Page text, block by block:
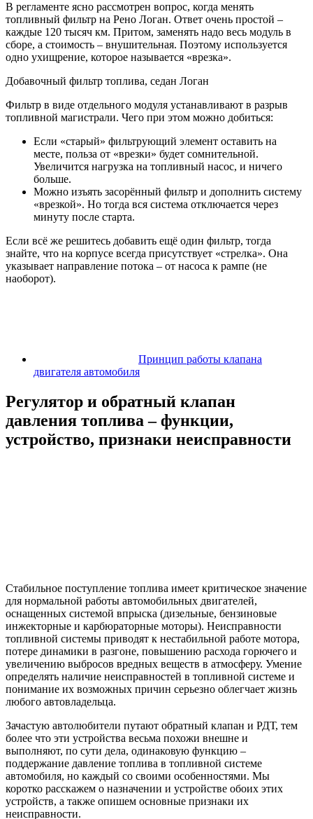
В регламенте ясно рассмотрен вопрос, когда менять
топливный фильтр на Рено Логан. Ответ очень простой –
каждые 120 тысяч км. Притом, заменять надо весь модуль в
сборе, а стоимость – внушительная. Поэтому используется
одно ухищрение, которое называется «врезка».
Добавочный фильтр топлива, седан Логан
Фильтр в виде отдельного модуля устанавливают в разрыв
топливной магистрали. Чего при этом можно добиться:
Если «старый» фильтрующий элемент оставить на
месте, польза от «врезки» будет сомнительной.
Увеличится нагрузка на топливный насос, и ничего
больше.
Можно изъять засорённый фильтр и дополнить систему
«врезкой». Но тогда вся система отключается через
минуту после старта.
Если всё же решитесь добавить ещё один фильтр, тогда
знайте, что на корпусе всегда присутствует «стрелка». Она
указывает направление потока – от насоса к рампе (не
наоборот).
Принцип работы клапана
двигателя автомобиля
Регулятор и обратный клапан
давления топлива – функции,
устройство, признаки неисправности
Стабильное поступление топлива имеет критическое значение
для нормальной работы автомобильных двигателей,
оснащенных системой впрыска (дизельные, бензиновые
инжекторные и карбюраторные моторы). Неисправности
топливной системы приводят к нестабильной работе мотора,
потере динамики в разгоне, повышению расхода горючего и
увеличению выбросов вредных веществ в атмосферу. Умение
определять наличие неисправностей в топливной системе и
понимание их возможных причин серьезно облегчает жизнь
любого автовладельца.
Зачастую автолюбители путают обратный клапан и РДТ, тем
более что эти устройства весьма похожи внешне и
выполняют, по сути дела, одинаковую функцию –
поддержание давление топлива в топливной системе
автомобиля, но каждый со своими особенностями. Мы
коротко расскажем о назначении и устройстве обоих этих
устройств, а также опишем основные признаки их
неисправности.